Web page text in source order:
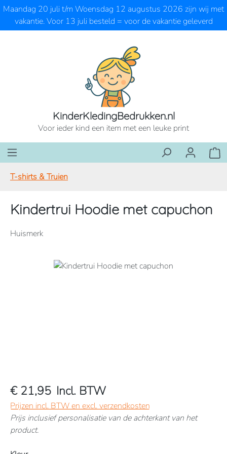
Ga naar de hoofdinhoud
Maandag 20 juli t/m Woensdag 12 augustus 2026 zijn wij met
vakantie. Voor 13 juli besteld = voor de vakantie geleverd
KinderKledingBedrukken.nl
Voor ieder kind een item met een leuke print
T-shirts & Truien
Kindertrui Hoodie met capuchon
Huismerk
Afbeeldingengalerij overslaan
€ 21,95 Incl. BTW
Prijzen incl. BTW en excl. verzendkosten
Prijs inclusief personalisatie van de achterkant van het
product.